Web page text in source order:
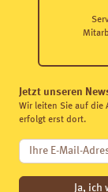
Jetzt unseren
Wir leiten Sie auf die
erfolgt erst dort.
Ja, ich